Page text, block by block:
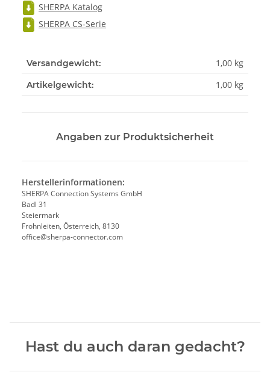
SHERPA Katalog
SHERPA CS-Serie
Versandgewicht: 1,00 kg
Artikelgewicht: 1,00 kg
Angaben zur Produktsicherheit
Herstellerinformationen:
SHERPA Connection Systems GmbH
Badl 31
Steiermark
Frohnleiten, Österreich, 8130
office@sherpa-connector.com
Hast du auch daran gedacht?